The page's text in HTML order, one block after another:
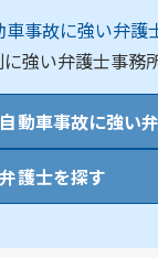
事故に強い弁護
強い弁護士事務
動車事故に強い
護士を探す